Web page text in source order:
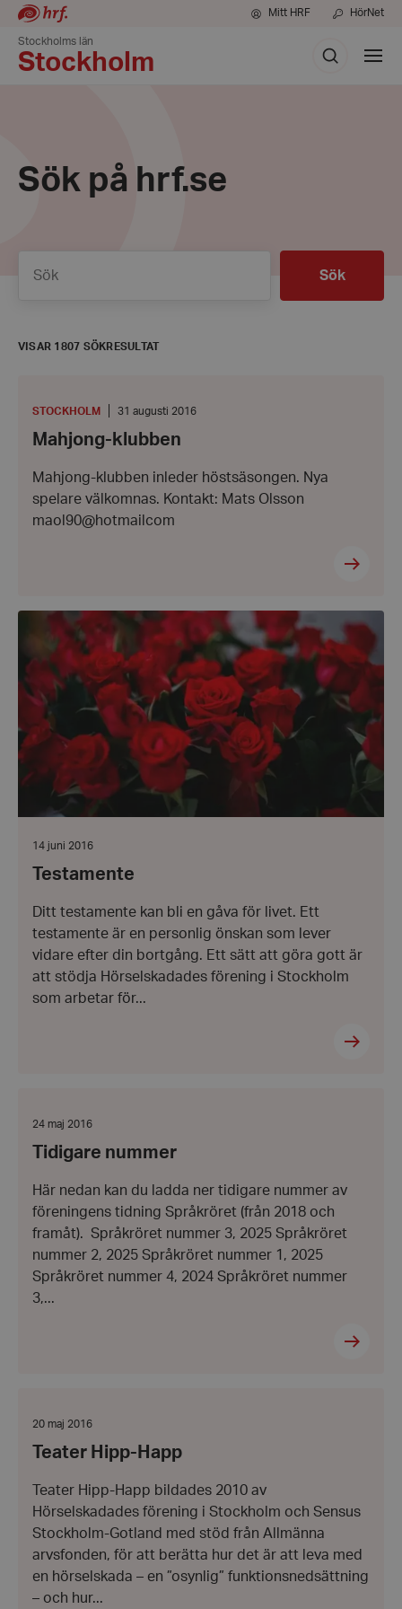
Mitt HRF HörNet
Stockholms län
Stockholm
Sök
Visa
meny
Sök på hrf.se
Sök
VISAR 1807 SÖKRESULTAT
PLATS:
STOCKHOLM
Datum:
augusti
31 augusti 2016
Mahjong-klubben
Mahjong-klubben inleder höstsäsongen. Nya
spelare välkomnas. Kontakt: Mats Olsson
maol90@hotmailcom
Testamente
Datum:
juni
14 juni 2016
Testamente
Ditt testamente kan bli en gåva för livet. Ett
testamente är en personlig önskan som lever
vidare efter din bortgång. Ett sätt att göra gott är
att stödja Hörselskadades förening i Stockholm
som arbetar för...
Datum:
maj
24 maj 2016
Tidigare nummer
Här nedan kan du ladda ner tidigare nummer av
föreningens tidning Språkröret (från 2018 och
framåt). Språkröret nummer 3, 2025 Språkröret
nummer 2, 2025 Språkröret nummer 1, 2025
Språkröret nummer 4, 2024 Språkröret nummer
3,...
Happ
Datum:
maj
20 maj 2016
Teater Hipp-Happ
Teater Hipp-Happ bildades 2010 av
Hörselskadades förening i Stockholm och Sensus
Stockholm-Gotland med stöd från Allmänna
arvsfonden, för att berätta hur det är att leva med
en hörselskada – en ”osynlig” funktionsnedsättning
– och hur...